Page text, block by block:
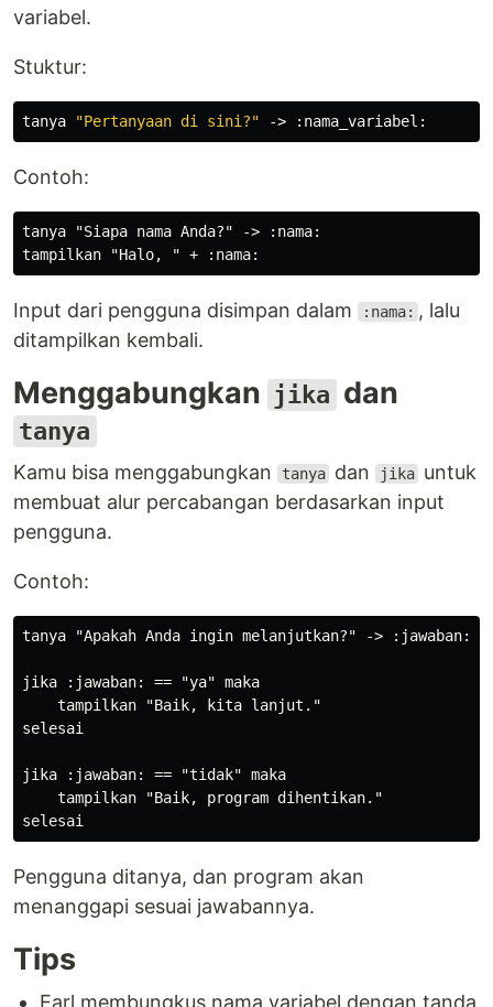
variabel.
Stuktur:
tanya "Pertanyaan di sini?"
Contoh:
tanya "Siapa nama Anda?" -> :nama:
Input dari pengguna disimpan dalam :nama: , lalu
ditampilkan kembali.
Menggabungkan jika dan
tanya
Kamu bisa menggabungkan tanya dan jika untuk
membuat alur percabangan berdasarkan input
pengguna.
Contoh:
tanya "Apakah Anda ingin melanjutkan?" -> :jawaban:
jika :jawaban: == "ya" maka
    tampilkan "Baik, kita lanjut."
selesai
jika :jawaban: == "tidak" maka
    tampilkan "Baik, program dihentikan."
Pengguna ditanya, dan program akan
menanggapi sesuai jawabannya.
Tips
Earl membungkus nama variabel dengan tanda